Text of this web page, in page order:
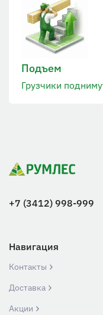
Подъем
Грузчики
+7 (3412) 998-999
Навигация
Контакты
Доставка
Акции